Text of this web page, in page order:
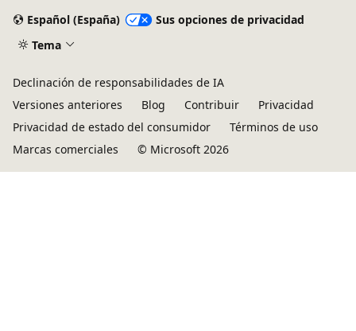
Español (España)
Sus opciones de privacidad
Tema
Declinación de responsabilidades de IA
Versiones anteriores
Blog Contribuir
Privacidad
Privacidad de estado del consumidor
Términos de uso
Marcas comerciales
© Microsoft 2026